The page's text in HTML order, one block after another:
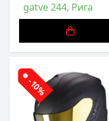
gatve 244, Рига
-10%